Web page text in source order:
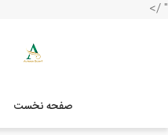
" />
صفحه نخست